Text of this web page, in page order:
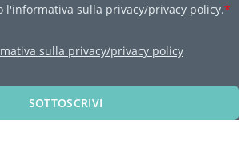
l'informativa sulla privacy/privacy policy.*
sulla privacy/privacy policy
SOTTOSCRIVI